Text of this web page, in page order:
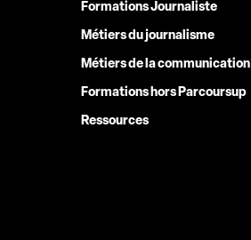
Formations Journaliste
Métiers du journalisme
Métiers de la communication
Formations hors Parcoursup
Ressources